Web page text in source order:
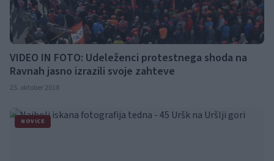
VIDEO IN FOTO: Udeleženci protestnega shoda na
Ravnah jasno izrazili svoje zahteve
25. oktober 2018
NOVICE